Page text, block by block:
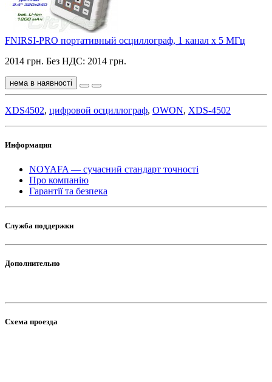
FNIRSI-PRO портативный осциллограф, 1 канал х 5 МГц
2014 грн. Без НДС: 2014 грн.
нема в наявності
XDS4502, цифровой осциллограф, OWON, XDS-4502
Информация
NOYAFA — сучасний стандарт точності
Про компанію
Гарантії та безпека
Служба поддержки
Дополнительно
Схема проезда